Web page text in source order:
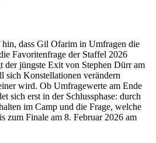
dass Gil Ofarim in Umfragen die
Favoritenfrage der Staffel 2026
der jüngste Exit von Stephen Dürr am
sich Konstellationen verändern
wird. Ob Umfragewerte am Ende
sich erst in der Schlussphase: durch
im Camp und die Frage, welche
zum Finale am 8. Februar 2026 am